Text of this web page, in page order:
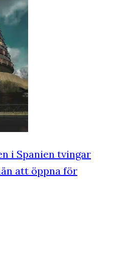
i Spanien tvingar
att öppna för